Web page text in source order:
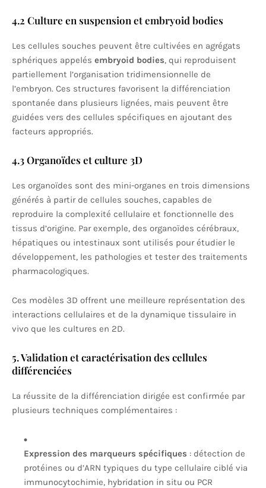
4.2 Culture en suspension et embryoid bodies
Les cellules souches peuvent être cultivées en agrégats
sphériques appelés embryoid bodies, qui reproduisent
partiellement l’organisation tridimensionnelle de
l’embryon. Ces structures favorisent la différenciation
spontanée dans plusieurs lignées, mais peuvent être
guidées vers des cellules spécifiques en ajoutant des
facteurs appropriés.
4.3 Organoïdes et culture 3D
Les organoïdes sont des mini-organes en trois dimensions
générés à partir de cellules souches, capables de
reproduire la complexité cellulaire et fonctionnelle des
tissus d’origine. Par exemple, des organoïdes cérébraux,
hépatiques ou intestinaux sont utilisés pour étudier le
développement, les pathologies et tester des traitements
pharmacologiques.
Ces modèles 3D offrent une meilleure représentation des
interactions cellulaires et de la dynamique tissulaire in
vivo que les cultures en 2D.
5. Validation et caractérisation des cellules
différenciées
La réussite de la différenciation dirigée est confirmée par
plusieurs techniques complémentaires :
Expression des marqueurs spécifiques : détection de
protéines ou d’ARN typiques du type cellulaire ciblé via
immunocytochimie, hybridation in situ ou PCR